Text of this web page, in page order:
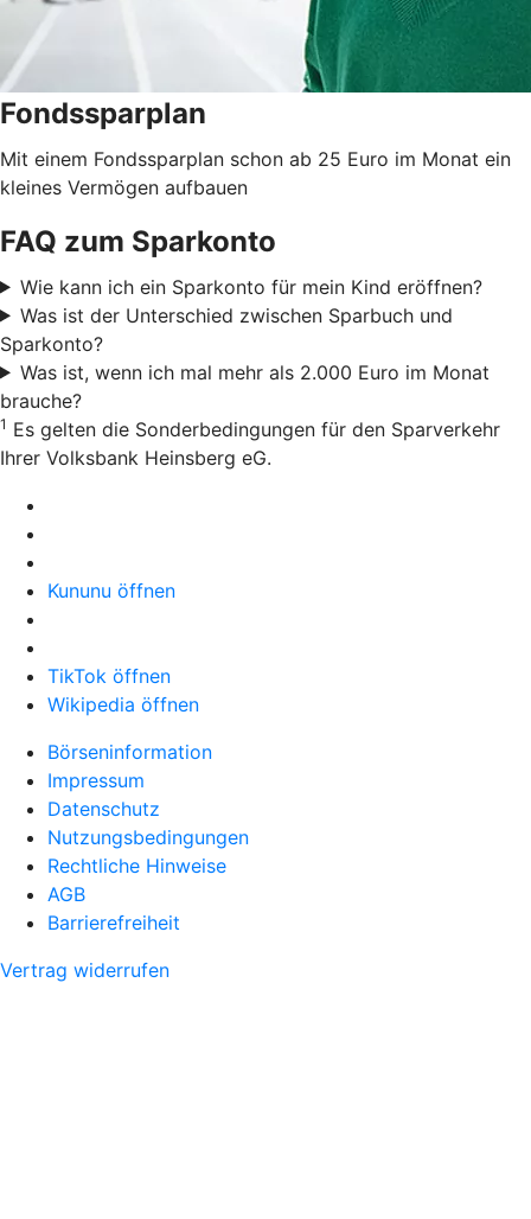
Fondssparplan
Mit einem Fondssparplan schon ab 25 Euro im Monat ein
kleines Vermögen aufbauen
FAQ zum Sparkonto
Wie kann ich ein Sparkonto für mein Kind eröffnen?
Was ist der Unterschied zwischen Sparbuch und
Sparkonto?
Was ist, wenn ich mal mehr als 2.000 Euro im Monat
brauche?
1 Es gelten die Sonderbedingungen für den Sparverkehr
Ihrer Volksbank Heinsberg eG.
Kununu öffnen
TikTok öffnen
Wikipedia öffnen
Börseninformation
Impressum
Datenschutz
Nutzungsbedingungen
Rechtliche Hinweise
AGB
Barrierefreiheit
Vertrag widerrufen